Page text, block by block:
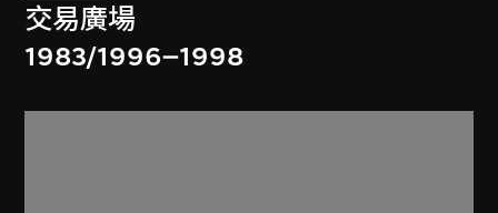
交易廣場
1983/1996–1998